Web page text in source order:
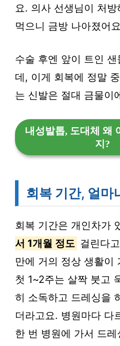
요. 의사 선생님이 처
먹으니 금방 나아졌어
수술 후엔 앞이 트인
데, 이게 회복에 정말
는 신발은 절대 금물이
내성발톱, 도대체 왜
지?
회복 기간, 얼마
회복 기간은 개인차가
서 1개월 정도 걸린다
만에 거의 정상 생활이
첫 1~2주는 살짝 붓고
히 소독하고 드레싱을
더라고요. 병원마다 다
한 번 병원에 가서 드